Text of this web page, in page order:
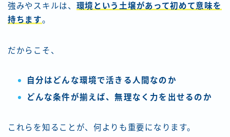
強みやスキルは、 環境という土壌があって初めて意味を
持ちます。
だからこそ、
自分はどんな環境で活きる人間なのか
どんな条件が揃えば、無理なく力を出せるのか
これらを知ることが、何よりも重要になります。